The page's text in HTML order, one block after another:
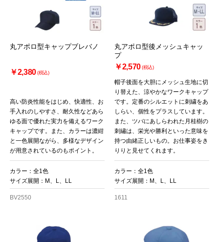
丸アポロ型キャップブレバノ
￥2,380(税込)
高い防炎性能をはじめ、快適性、お
手入れのしやすさ、耐久性などあら
ゆる面で優れた実力を備えるワーク
キャップです。また、カラーは濃紺
と一色展開ながら、多様なデザイン
が用意されているのもポイント。
カラー：全1色
サイズ展開：M、L、LL
BV2550
丸アポロ型後メッシュキャッ
プ
￥2,570(税込)
帽子後面を大胆にメッシュ生地に切
り替えた、涼やかなワークキャップ
です。定番のシルエットに刺繍をあ
しらい、個性をプラスしています。
また、ツバにあしらわれた月桂樹の
刺繡は、栄光や勝利といった意味を
持つ由緒正しいもの。お仕事姿をき
りりと見せてくれます。
カラー：全1色
サイズ展開：M、L、LL
1611